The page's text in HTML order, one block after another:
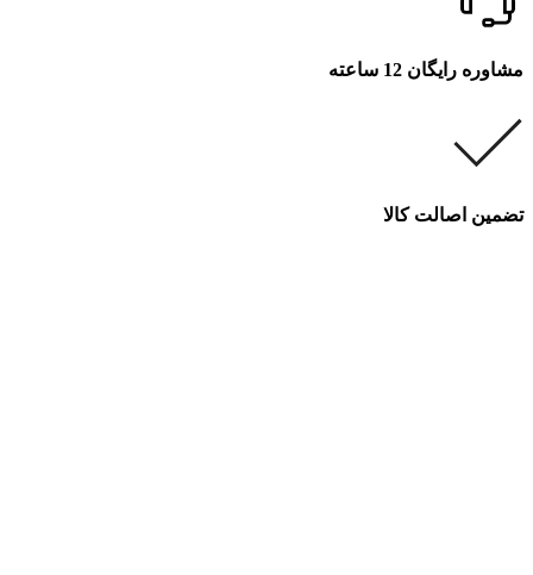
مشاوره رایگان 12 ساعته
تضمین اصالت کالا